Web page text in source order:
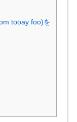
tooay foo)を